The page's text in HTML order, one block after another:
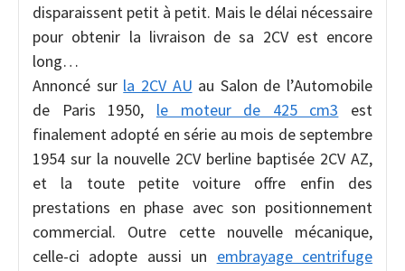
disparaissent petit à petit. Mais le délai nécessaire
pour obtenir la livraison de sa 2CV est encore
long…
Annoncé sur la 2CV AU au Salon de l’Automobile
de Paris 1950, le moteur de 425 cm3 est
finalement adopté en série au mois de septembre
1954 sur la nouvelle 2CV berline baptisée 2CV AZ,
et la toute petite voiture offre enfin des
prestations en phase avec son positionnement
commercial. Outre cette nouvelle mécanique,
celle-ci adopte aussi un embrayage centrifuge